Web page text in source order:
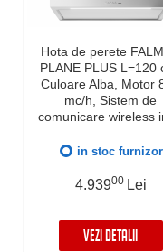
Hota de perete
PLANE PLUS L=120
Culoare Alba, Motor
mc/h, Sistem de
comunicare wireless
Aspiratie
Dynamic Control
in stoc furnizor
4.93900 Lei
VEZI DETALII